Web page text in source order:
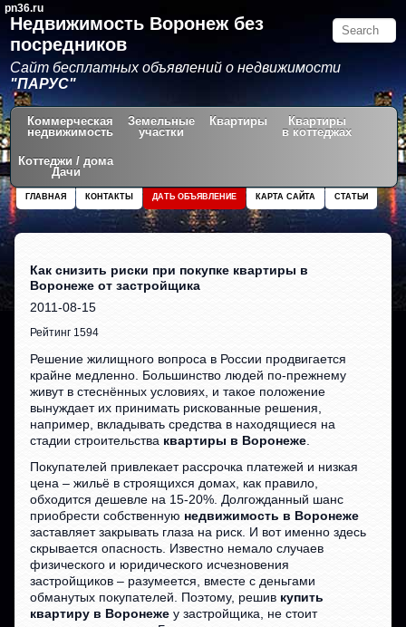
pn36.ru
Недвижимость Воронеж без
посредников
Сайт бесплатных объявлений о недвижимости
"ПАРУС"
Коммерческая
недвижимость
Земельные
участки
Квартиры
Квартиры
в коттеджах
Коттеджи / дома
Дачи
СТАТЬИ
КАРТА САЙТА
ДАТЬ ОБЪЯВЛЕНИЕ
КОНТАКТЫ
ГЛАВНАЯ
Как снизить риски при покупке квартиры в
Воронеже от застройщика
2011-08-15
Рейтинг 1594
Решение жилищного вопроса в России продвигается
крайне медленно. Большинство людей по-прежнему
живут в стеснённых условиях, и такое положение
вынуждает их принимать рискованные решения,
например, вкладывать средства в находящиеся на
стадии строительства квартиры в Воронеже
Покупателей привлекает рассрочка платежей и низкая
цена – жильё в строящихся домах, как правило,
обходится дешевле на 15-20%. Долгожданный шанс
приобрести собственную недвижимость в Воронеже
заставляет закрывать глаза на риск. И вот именно здесь
скрывается опасность. Известно немало случаев
физического и юридического исчезновения
застройщиков – разумеется, вместе с деньгами
обманутых покупателей. Поэтому, решив купить
квартиру в Воронеже у застройщика, не стоит